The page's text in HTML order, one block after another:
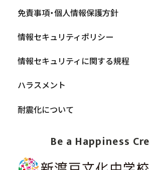
Be a Happiness
免責事項・個人情報保護方針
情報セキュリティポリシー
情報セキュリティに関する規程
ハラスメント
耐震化について